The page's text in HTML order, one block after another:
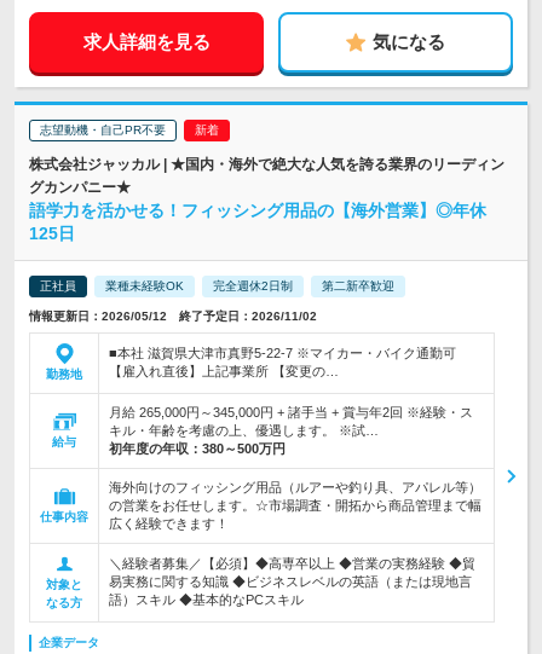
求人詳細を見る 気になる
志望動機・自己PR不要
株式会社ジャッカル | ★国内・海外で絶大な人気を誇る業界のリーディン
グカンパニー★
語学力を活かせる！フィッシング用品の【海外営業】◎年休
125日
正社員 業種未経験OK 完全週休2日制 第二新卒歓迎
情報更新日：2026/05/12 終了予定日：2026/11/02
勤務地
■本社 滋賀県大津市真野5-22-7 ※マイカー・バイク通勤可
【雇入れ直後】上記事業所 【変更の…
給与
月給 265,000円～345,000円 + 諸手当 + 賞与年2回 ※経験・ス
キル・年齢を考慮の上、優遇します。 ※試…
初年度の年収： 380～500万円
仕事内容
海外向けのフィッシング用品（ルアーや釣り具、アパレル等）
の営業をお任せします。☆市場調査・開拓から商品管理まで幅
広く経験できます！
対象と
なる方
＼経験者募集／【必須】◆高専卒以上 ◆営業の実務経験 ◆貿
易実務に関する知識 ◆ビジネスレベルの英語（または現地言
語）スキル ◆基本的なPCスキル
企業データ